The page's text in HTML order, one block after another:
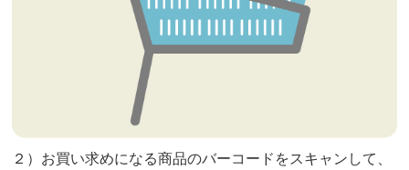
２）お買い求めになる商品のバーコードをスキャンして、